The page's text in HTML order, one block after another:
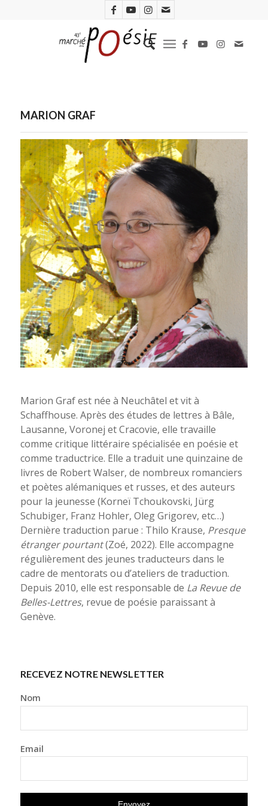
MARION GRAF
Marion Graf. Photo Yvonne Böhler
Marion Graf est née à Neuchâtel et vit à
Schaffhouse. Après des études de lettres à Bâle,
Lausanne, Voronej et Cracovie, elle travaille
comme critique littéraire spécialisée en poésie et
comme traductrice. Elle a traduit une quinzaine de
livres de Robert Walser, de nombreux romanciers
et poètes alémaniques et russes, et des auteurs
pour la jeunesse (Korneï Tchoukovski, Jürg
Schubiger, Franz Hohler, Oleg Grigorev, etc…)
Dernière traduction parue : Thilo Krause, Presque
étranger pourtant(Zoé, 2022). Elle accompagne
régulièrement des jeunes traducteurs dans le
cadre de mentorats ou d’ateliers de traduction.
Depuis 2010, elle est responsable de La Revue de
Belles-Lettres, revue de poésie paraissant à
Genève.
RECEVEZ NOTRE NEWSLETTER
Nom
Email